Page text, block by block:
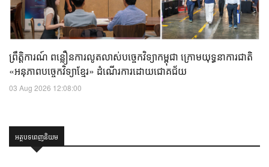
ព្រឹត្តិការណ៍ ពន្លឿនការលូតលាស់បច្ចេកវិទ្យាកម្ពុជា ក្រោមយុទ្ធនាការជាតិ
«អនុភាពបច្ចេកវិទ្យាខ្មែរ» ដំណើរការដោយជោគជ័យ
03 Aug 2026 12:08:00
អត្ថបទពេញនិយម